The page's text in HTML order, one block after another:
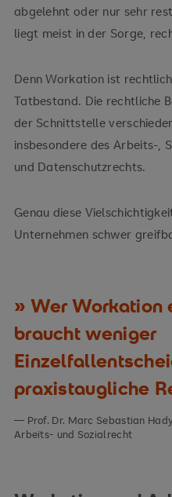
abgelehnt oder nur sehr
liegt meist in der Sorge,
Denn Workation ist
Tatbestand. Die rechtliche
der Schnittstelle
insbesondere des Arbeits-,
und Datenschutzrechts.
Genau diese
Unternehmen schwer
Wer Workation
braucht weniger
praxistaugliche
Prof. Dr. Marc Sebastian
Arbeits- und Sozialrecht